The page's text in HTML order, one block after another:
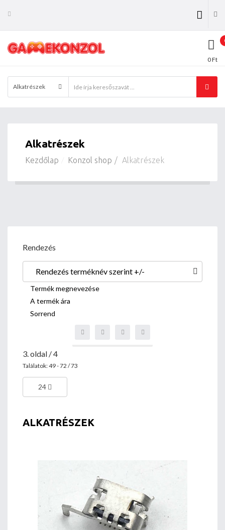
0 Ft
Alkatrészek
Alkatrészek
Kezdőlap Konzol shop Alkatrészek
Rendezés
Rendezés terméknév szerint +/-
Termék megnevezése
A termék ára
Sorrend
3. oldal / 4
Találatok: 49 - 72 / 73
24
ALKATRÉSZEK